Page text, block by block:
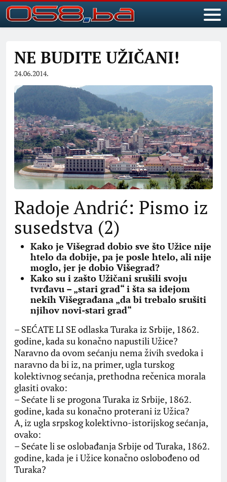
NE BUDITE UŽIČANI!
24.06.2014.
Radoje Andrić: Pismo iz
susedstva (2)
Kako je Višegrad dobio sve što Užice nije
htelo da dobije, pa je posle htelo, ali nije
moglo, jer je dobio Višegrad?
Kako su i zašto Užičani srušili svoju
tvrđavu – „stari grad“ i šta sa idejom
nekih Višegrađana „da bi trebalo srušiti
njihov novi-stari grad“
– SEĆATE LI SE odlaska Turaka iz Srbije, 1862.
godine, kada su konačno napustili Užice?
Naravno da ovom sećanju nema živih svedoka i
naravno da bi iz, na primer, ugla turskog
kolektivnog sećanja, prethodna rečenica morala
glasiti ovako:
– Sećate li se progona Turaka iz Srbije, 1862.
godine, kada su konačno proterani iz Užica?
A, iz ugla srpskog kolektivno-istorijskog sećanja,
ovako:
– Sećate li se oslobađanja Srbije od Turaka, 1862.
godine, kada je i Užice konačno oslobođeno od
Turaka?